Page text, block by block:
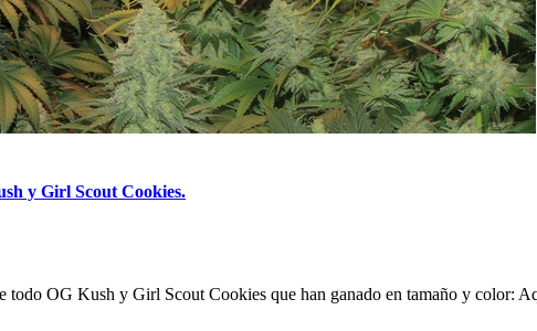
y Girl Scout Cookies.
todo OG Kush y Girl Scout Cookies que han ganado en tamaño y color: